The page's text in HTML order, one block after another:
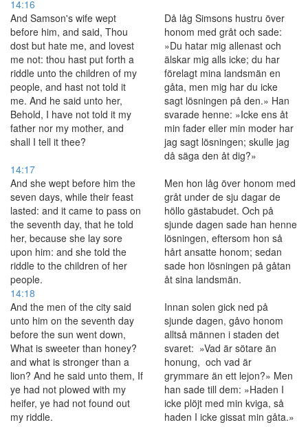
14:16
And Samson's wife wept
before him, and said, Thou
dost but hate me, and lovest
me not: thou hast put forth a
riddle unto the children of my
people, and hast not told it
me. And he said unto her,
Behold, I have not told it my
father nor my mother, and
shall I tell it thee?
Då låg Simsons hustru över
honom med gråt och sade:
»Du hatar mig allenast och
älskar mig alls icke; du har
förelagt mina landsmän en
gåta, men mig har du icke
sagt lösningen på den.» Han
svarade henne: »Icke ens åt
min fader eller min moder har
jag sagt lösningen; skulle jag
då säga den åt dig?»
14:17
And she wept before him the
seven days, while their feast
lasted: and it came to pass on
the seventh day, that he told
her, because she lay sore
upon him: and she told the
riddle to the children of her
people.
Men hon låg över honom med
gråt under de sju dagar de
höllo gästabudet. Och på
sjunde dagen sade han henne
lösningen, eftersom hon så
hårt ansatte honom; sedan
sade hon lösningen på gåtan
åt sina landsmän.
14:18
And the men of the city said
unto him on the seventh day
before the sun went down,
What is sweeter than honey?
and what is stronger than a
lion? And he said unto them, If
ye had not plowed with my
heifer, ye had not found out
my riddle.
Innan solen gick ned på
sjunde dagen, gåvo honom
alltså männen i staden det
svaret: »Vad är sötare än
honung, och vad är
grymmare än ett lejon?» Men
han sade till dem: »Haden I
icke plöjt med min kviga, så
haden I icke gissat min gåta.»